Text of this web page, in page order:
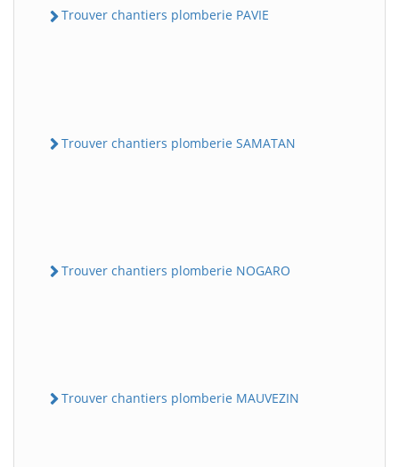
Trouver chantiers plomberie PAVIE
Trouver chantiers plomberie SAMATAN
Trouver chantiers plomberie NOGARO
Trouver chantiers plomberie MAUVEZIN